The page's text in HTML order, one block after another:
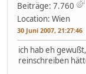
Beiträge: 7.760
Location: Wien
30 Juni 2007, 21:27:46
ich hab eh
reinschreiben